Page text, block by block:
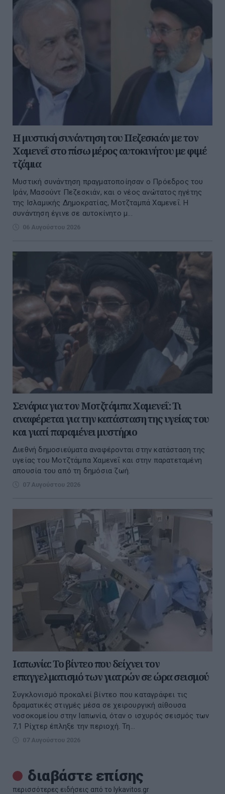
Η μυστική συνάντηση του Πεζεσκιάν με τον
Χαμενεΐ στο πίσω μέρος αυτοκινήτου με φιμέ
τζάμια
Μυστική συνάντηση πραγματοποίησαν ο Πρόεδρος του
Ιράν, Μασούντ Πεζεσκιάν, και ο νέος ανώτατος ηγέτης
της Ισλαμικής Δημοκρατίας, Μοτζταμπά Χαμενεΐ. Η
συνάντηση έγινε σε αυτοκίνητο μ...
06 Αυγούστου 2026
Σενάρια για τον Μοτζτάμπα Χαμενεΐ: Τι
αναφέρεται για την κατάσταση της υγείας του
και γιατί παραμένει μυστήριο
Διεθνή δημοσιεύματα αναφέρονται στην κατάσταση της
υγείας του Μοτζτάμπα Χαμενεΐ και στην παρατεταμένη
απουσία του από τη δημόσια ζωή.
07 Αυγούστου 2026
Ιαπωνία: Το βίντεο που δείχνει τον
επαγγελματισμό των γιατρών σε ώρα σεισμού
Συγκλονισμό προκαλεί βίντεο που καταγράφει τις
δραματικές στιγμές μέσα σε χειρουργική αίθουσα
νοσοκομείου στην Ιαπωνία, όταν ο ισχυρός σεισμός των
7,1 Ρίχτερ έπληξε την περιοχή. Τη...
07 Αυγούστου 2026
διαβάστε επίσης
περισσότερες ειδήσεις από το lykavitos.gr